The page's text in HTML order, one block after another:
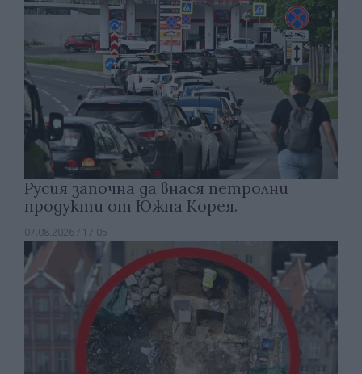
Русия започна да внася петролни
продукти от Южна Корея.
07.08.2026 / 17:05